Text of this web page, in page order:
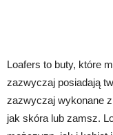
Loafers to buty, które
zazwyczaj posiadają
zazwyczaj wykonane
jak skóra lub zamsz.